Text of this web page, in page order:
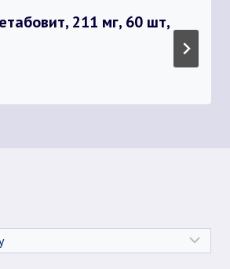
211 мг, 60 шт,